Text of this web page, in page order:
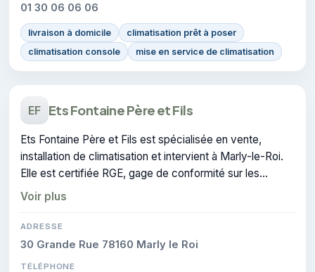
01 30 06 06 06
livraison à domicile
climatisation prêt à poser
climatisation console
mise en service de climatisation
EF Ets Fontaine Père et Fils
Ets Fontaine Père et Fils est spécialisée en vente,
installation de climatisation et intervient à Marly-le-Roi.
Elle est certifiée RGE, gage de conformité sur les
interventions réalisées.
Voir plus
ADRESSE
30 Grande Rue 78160 Marly le Roi
TÉLÉPHONE